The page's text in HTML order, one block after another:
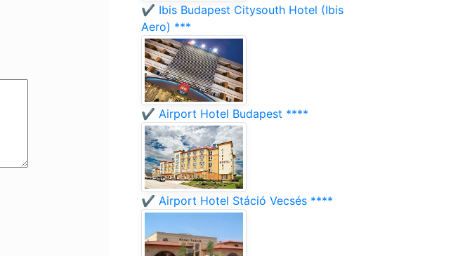
✔️ Ibis Budapest Citysouth Hotel (Ibis
Aero) ***
✔️ Airport Hotel Budapest ****
✔️ Airport Hotel Stáció Vecsés ****